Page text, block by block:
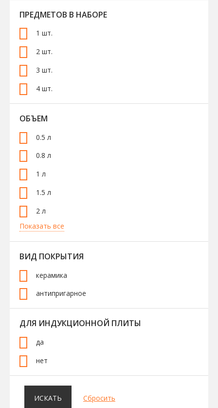
ПРЕДМЕТОВ В НАБОРЕ
1 шт.
2 шт.
3 шт.
4 шт.
ОБЪЕМ
0.5 л
0.8 л
1 л
1.5 л
2 л
Показать все
ВИД ПОКРЫТИЯ
керамика
антипригарное
ДЛЯ ИНДУКЦИОННОЙ ПЛИТЫ
да
нет
ИСКАТЬ Сбросить